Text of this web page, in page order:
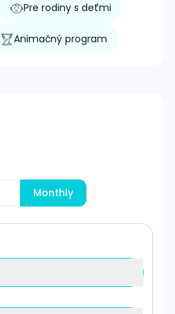
Pre rodiny s deťmi
Animačný program
Monthly